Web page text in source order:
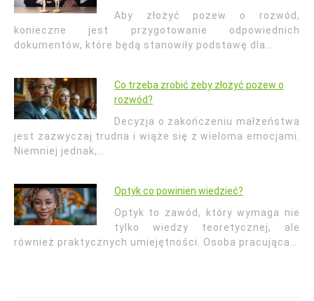
Aby złożyć pozew o rozwód,
konieczne jest przygotowanie odpowiednich
dokumentów, które będą stanowiły podstawę dla…
Co trzeba zrobić żeby złożyć pozew o
rozwód?
Decyzja o zakończeniu małżeństwa
jest zazwyczaj trudna i wiąże się z wieloma emocjami.
Niemniej jednak,…
Optyk co powinien wiedzieć?
Optyk to zawód, który wymaga nie
tylko wiedzy teoretycznej, ale
również praktycznych umiejętności. Osoba pracująca…